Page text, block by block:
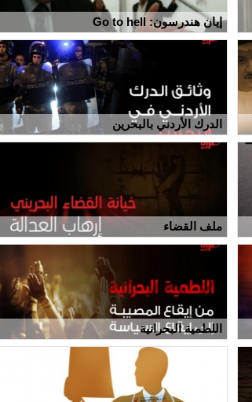
إيان هندرسون: Go to hell
الدرك الأردني بالبحرين
ملف القضاء
اللطمية البحرانية